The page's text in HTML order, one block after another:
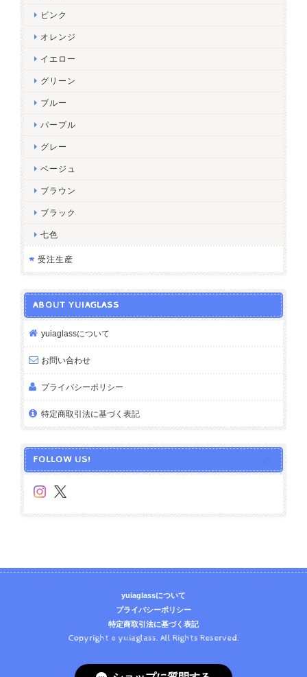
ピンク
オレンジ
イエロー
グリーン
ブルー
パープル
グレー
ベージュ
ブラウン
ブラック
七色
受注生産
ABOUT YUIAGLASS
yuiaglassについて
お問い合わせ
プライバシーポリシー
特定商取引法に基づく表記
FOLLOW US!
yuiaglassについて
プライバシーポリシー
特定商取引法に基づく表記
Copyright © yuiaglass. All Rights Reserved.